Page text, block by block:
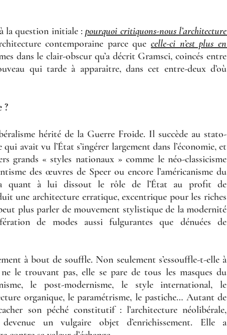
la question initiale : pourquoi critiquons-nous l’architecture
contemporaine parce que celle-ci n’est plus en
dans le clair-obscur qu’a décrit Gramsci, coincés entre
qui tarde à apparaître, dans cet entre-deux d’où
?
hérité de la Guerre Froide. Il succède au stato-
avait vu l’État s’ingérer largement dans l’économie, et
grands « styles nationaux » comme le néo-classicisme
des œuvres de Speer ou encore l’américanisme du
a quant à lui dissout le rôle de l’État au profit de
une architecture erratique, excentrique pour les riches
plus parler de mouvement stylistique de la modernité
de modes aussi fulgurantes que dénuées de
à bout de souffle. Non seulement s’essouffle-t-elle à
le trouvant pas, elle se pare de tous les masques du
le post-modernisme, le style international, le
organique, le paramétrisme, le pastiche… Autant de
son péché constitutif : l’architecture néolibérale,
un vulgaire objet d’enrichissement. Elle a